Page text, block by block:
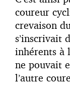
coureur
crevaison
s’inscrivait
inhérents à
ne pouvait
l’autre